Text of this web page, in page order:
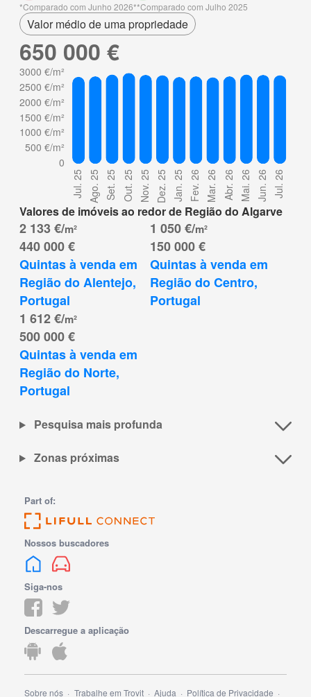
Comparado com Junho 2026 Comparado com Julho 2025
Valor médio de uma propriedade
650 000 €
Valores de imóveis ao redor de Região do Algarve
440 000 €
2 133 €/m²
Quintas à venda em
Região do Alentejo,
Portugal
150 000 €
1 050 €/m²
Quintas à venda em
Região do Centro,
Portugal
500 000 €
1 612 €/m²
Quintas à venda em
Região do Norte,
Portugal
Pesquisa mais profunda
Zonas próximas
Part of:
Nossos buscadores
Siga-nos
Descarregue a aplicação
Sobre nós Trabalhe em Trovit Ajuda Política de Privacidade